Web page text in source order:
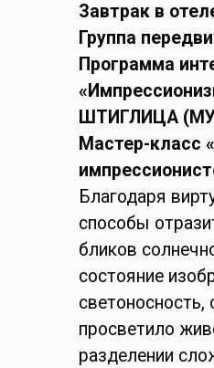
Завтрак в
Группа
Программа
ШТИГЛИЦА
Мастер-класс «
Благодаря
способы
бликов
состояние
просветило
разделении